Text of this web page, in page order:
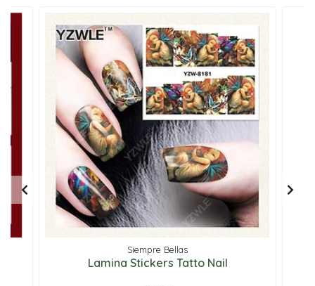
Siempre Bellas
Lamina Stickers Tatto Nail